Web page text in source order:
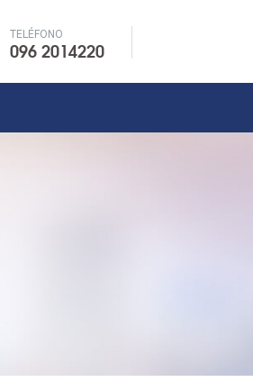
TELÉFONO
096 2014220